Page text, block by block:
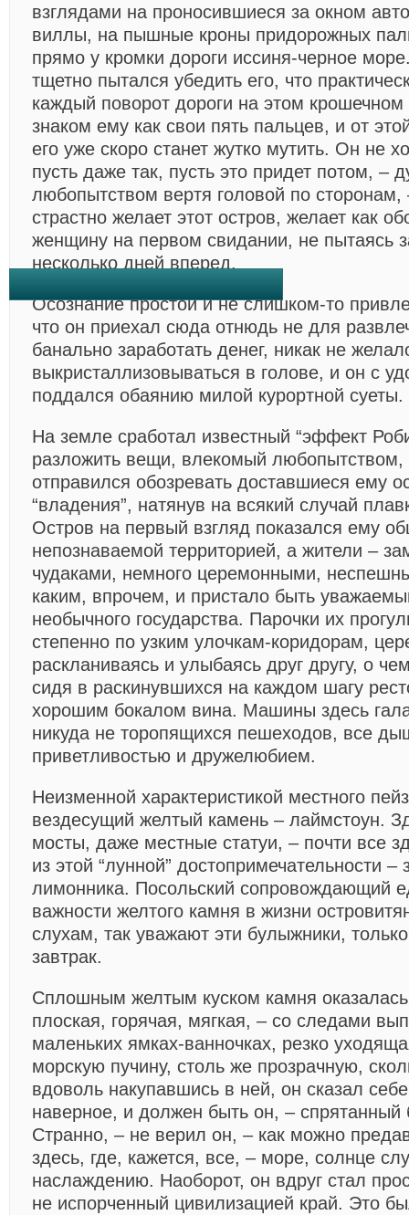
взглядами на проносившиеся за окном
виллы, на пышные кроны придорожных
прямо у кромки дороги иссиня-черное
тщетно пытался убедить его, что
каждый поворот дороги на этом крошечном
знаком ему как свои пять пальцев, и от
его уже скоро станет жутко мутить. Он не
пусть даже так, пусть это придет потом, –
любопытством вертя головой по
страстно желает этот остров, желает как
женщину на первом свидании, не пытаясь
несколько дней вперед.
Осознание простой и не слишком-то
что он приехал сюда отнюдь не для
банально заработать денег, никак не
выкристаллизовываться в голове, и он с
поддался обаянию милой курортной суеты.
На земле сработал известный “эффект
разложить вещи, влекомый любопытством,
отправился обозревать доставшиеся ему
“владения”, натянув на всякий случай
Остров на первый взгляд показался ему
непознаваемой территорией, а жители –
чудаками, немного церемонными,
каким, впрочем, и пристало быть
необычного государства. Парочки их
степенно по узким улочкам-коридорам,
раскланиваясь и улыбаясь друг другу, о
сидя в раскинувшихся на каждом шагу
хорошим бокалом вина. Машины здесь
никуда не торопящихся пешеходов, все
приветливостью и дружелюбием.
Неизменной характеристикой местного
вездесущий желтый камень – лаймстоун.
мосты, даже местные статуи, – почти все
из этой “лунной” достопримечательности –
лимонника. Посольский сопровождающий
важности желтого камня в жизни
слухам, так уважают эти булыжники,
завтрак.
Сплошным желтым куском камня
плоская, горячая, мягкая, – со следами
маленьких ямках-ванночках, резко
морскую пучину, столь же прозрачную,
вдоволь накупавшись в ней, он сказал
наверное, и должен быть он, – спрятанный
Странно, – не верил он, – как можно
здесь, где, кажется, все, – море, солнце
наслаждению. Наоборот, он вдруг стал
не испорченный цивилизацией край. Это